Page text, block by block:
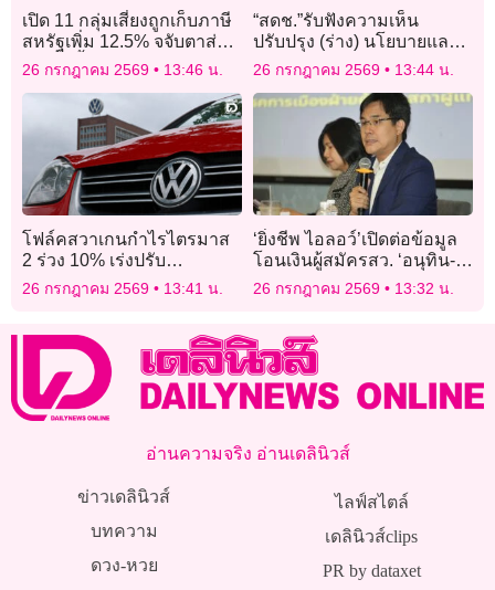
เปิด 11 กลุ่มเสี่ยงถูกเก็บภาษี
สหรัฐเพิ่ม 12.5% จจับตาส่อ
ถูกเก็บซ้ำอีก ชง 5 ทางออก
เร่งด่วน
26 กรกฎาคม 2569 13:46 น.
“สดช.”รับฟังความเห็น
ปรับปรุง (ร่าง) นโยบายและ
แผน DE ยกระดับไทยสู่ผู้นำ
26 กรกฎาคม 2569 13:44 น.
โฟล์คสวาเกนกำไรไตรมาส
2 ร่วง 10% เร่งปรับ
โครงสร้างสู้คู่แข่งจีน
26 กรกฎาคม 2569 13:41 น.
‘ยิ่งชีพ ไอลอว์’เปิดต่อข้อมูล
โอนเงินผู้สมัครสว. ‘อนุทิน-
พิพัฒน์’แจงปมคนใกล้ชิด
26 กรกฎาคม 2569 13:32 น.
อ่านความจริง อ่านเดลินิวส์
ข่าวเดลินิวส์
บทความ
ดวง-หวย
ไลฟ์สไตล์
เดลินิวส์clips
PR by dataxet